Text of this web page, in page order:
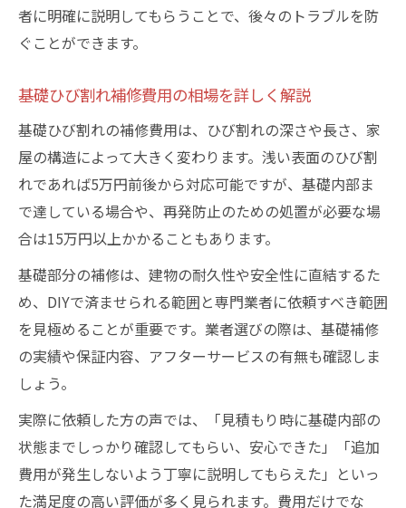
者に明確に説明してもらうことで、後々のトラブルを防
ぐことができます。
基礎ひび割れ補修費用の相場を詳しく解説
基礎ひび割れの補修費用は、ひび割れの深さや長さ、家
屋の構造によって大きく変わります。浅い表面のひび割
れであれば5万円前後から対応可能ですが、基礎内部ま
で達している場合や、再発防止のための処置が必要な場
合は15万円以上かかることもあります。
基礎部分の補修は、建物の耐久性や安全性に直結するた
め、DIYで済ませられる範囲と専門業者に依頼すべき範囲
を見極めることが重要です。業者選びの際は、基礎補修
の実績や保証内容、アフターサービスの有無も確認しま
しょう。
実際に依頼した方の声では、「見積もり時に基礎内部の
状態までしっかり確認してもらい、安心できた」「追加
費用が発生しないよう丁寧に説明してもらえた」といっ
た満足度の高い評価が多く見られます。費用だけでな